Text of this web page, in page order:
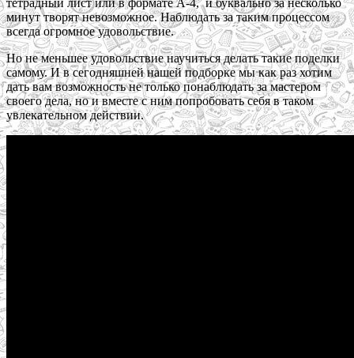
тетрадный лист или в формате А-4, и буквально за несколько
минут творят невозможное. Наблюдать за таким процессом
всегда огромное удовольствие.
Но не меньшее удовольствие научиться делать такие поделки
самому. И в сегодняшней нашей подборке мы как раз хотим
дать вам возможность не только понаблюдать за мастером
своего дела, но и вместе с ним попробовать себя в таком
увлекательном действии.